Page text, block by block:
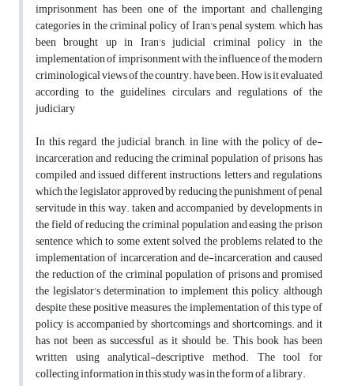
imprisonment has been one of the important and challenging
categories in the criminal policy of Iran's penal system, which has
been brought up in Iran's judicial criminal policy in the
implementation of imprisonment with the influence of the modern
criminological views of the country. have been. How is it evaluated
according to the guidelines, circulars and regulations of the
judiciary
In this regard, the judicial branch, in line with the policy of de-
incarceration and reducing the criminal population of prisons, has
compiled and issued different instructions, letters and regulations,
which the legislator approved by reducing the punishment of penal
servitude in this way. taken and accompanied by developments in
the field of reducing the criminal population and easing the prison
sentence which to some extent solved the problems related to the
implementation of incarceration and de-incarceration and caused
the reduction of the criminal population of prisons and promised
the legislator's determination to implement this policy, although
despite these positive measures, the implementation of this type of
policy is accompanied by shortcomings and shortcomings. and it
has not been as successful as it should be. This book has been
written using analytical-descriptive method. The tool for
collecting information in this study was in the form of a library.